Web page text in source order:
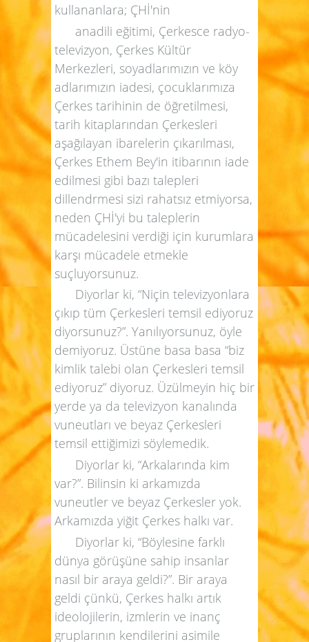
kullananlara; ÇHİ'nin
anadili eğitimi, Çerkesce radyo-
televizyon, Çerkes Kültür
Merkezleri, soyadlarımızın ve köy
adlarımızın iadesi, çocuklarımıza
Çerkes tarihinin de öğretilmesi,
tarih kitaplarından Çerkesleri
aşağılayan ibarelerin çıkarılması,
Çerkes Ethem Bey'in itibarının iade
edilmesi gibi bazı talepleri
dillendrmesi sizi rahatsız etmiyorsa,
neden ÇHİ'yi bu taleplerin
mücadelesini verdiği için kurumlara
karşı mücadele etmekle
suçluyorsunuz.
Diyorlar ki, “Niçin televizyonlara
çıkıp tüm Çerkesleri temsil ediyoruz
diyorsunuz?”. Yanılıyorsunuz, öyle
demiyoruz. Üstüne basa basa “biz
kimlik talebi olan Çerkesleri temsil
ediyoruz” diyoruz. Üzülmeyin hiç bir
yerde ya da televizyon kanalında
vuneutları ve beyaz Çerkesleri
temsil ettiğimizi söylemedik.
Diyorlar ki, “Arkalarında kim
var?”. Bilinsin ki arkamızda
vuneutler ve beyaz Çerkesler yok.
Arkamızda yiğit Çerkes halkı var.
Diyorlar ki, “Böylesine farklı
dünya görüşüne sahip insanlar
nasıl bir araya geldi?”. Bir araya
geldi çünkü, Çerkes halkı artık
ideolojilerin, izmlerin ve inanç
gruplarının kendilerini asimile